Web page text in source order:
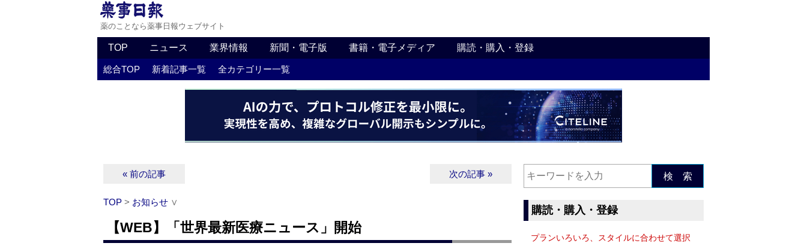
薬のことなら薬事日報ウェブサイト
TOP ニュース 業界情報 新聞・電子版 書籍・電子メディア 購読・購入・登録
総合TOP 新着記事一覧 全カテゴリー一覧
« 前の記事 次の記事 »
TOP > お知らせ ∨
【WEB】「世界最新医療ニュース」開始
検 索
購読・購入・登録
プランいろいろ、スタイルに合わせて選択